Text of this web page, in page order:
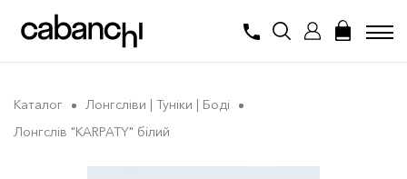
Каталог
Лонгсліви | Туніки | Боді
Лонгслів "KARPATY" білий